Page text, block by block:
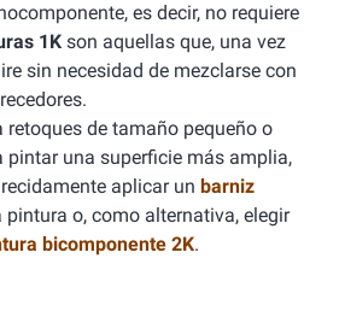
es decir, no requiere
1K son aquellas que, una vez
sin necesidad de mezclarse con
retoques de tamaño pequeño o
pintar una superficie más amplia,
aplicar un barniz
pintura o, como alternativa, elegir
bicomponente 2K.